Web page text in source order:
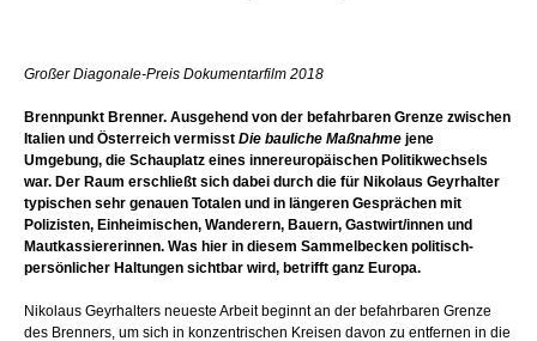
Großer Diagonale-Preis Dokumentarfilm 2018
Brennpunkt Brenner. Ausgehend von der befahrbaren Grenze zwischen
Italien und Österreich vermisst Die bauliche Maßnahme jene
Umgebung, die Schauplatz eines innereuropäischen Politikwechsels
war. Der Raum erschließt sich dabei durch die für Nikolaus Geyrhalter
typischen sehr genauen Totalen und in längeren Gesprächen mit
Polizisten, Einheimischen, Wanderern, Bauern, Gastwirt/innen und
Mautkassiererinnen. Was hier in diesem Sammelbecken politisch-
persönlicher Haltungen sichtbar wird, betrifft ganz Europa.
Nikolaus Geyrhalters neueste Arbeit beginnt an der befahrbaren Grenze
des Brenners, um sich in konzentrischen Kreisen davon zu entfernen in die